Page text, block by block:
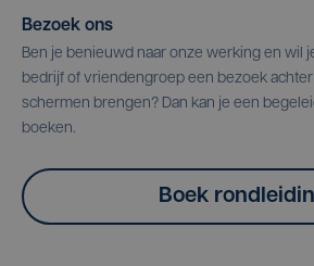
Bezoek ons
Ben je benieuwd naar onze werking en wil
bedrijf of vriendengroep een bezoek
schermen brengen? Dan kan je een
boeken.
Boek